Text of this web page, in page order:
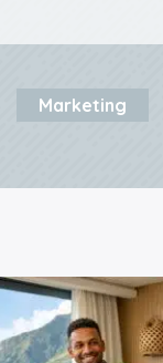
Marketing